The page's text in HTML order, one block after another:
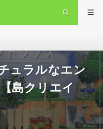
ュラルなエン
島クリエイ